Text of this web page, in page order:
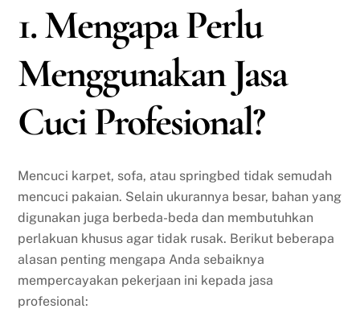
1. Mengapa Perlu
Menggunakan Jasa
Cuci Profesional?
Mencuci karpet, sofa, atau springbed tidak semudah
mencuci pakaian. Selain ukurannya besar, bahan yang
digunakan juga berbeda-beda dan membutuhkan
perlakuan khusus agar tidak rusak. Berikut beberapa
alasan penting mengapa Anda sebaiknya
mempercayakan pekerjaan ini kepada jasa
profesional: